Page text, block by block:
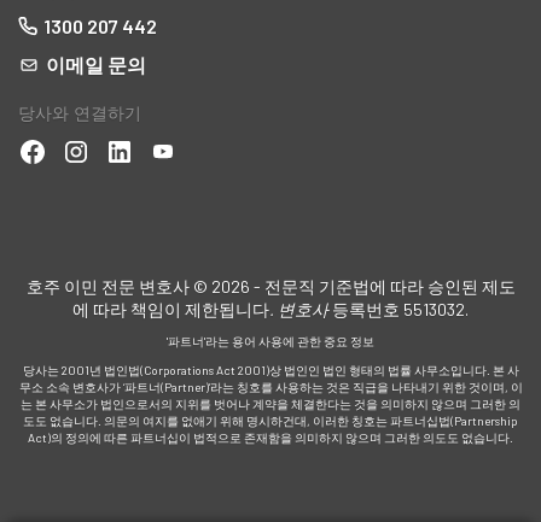
1300 207 442
이메일 문의
당사와 연결하기
호주 이민 전문 변호사 © 2026 - 전문직 기준법에 따라 승인된 제도
에 따라 책임이 제한됩니다. 변호사등록번호 5513032.
'파트너'라는 용어 사용에 관한 중요 정보
당사는 2001년 법인법(Corporations Act 2001)상 법인인 법인 형태의 법률 사무소입니다. 본 사
무소 소속 변호사가 ‘파트너(Partner)’라는 칭호를 사용하는 것은 직급을 나타내기 위한 것이며, 이
는 본 사무소가 법인으로서의 지위를 벗어나 계약을 체결한다는 것을 의미하지 않으며 그러한 의
도도 없습니다. 의문의 여지를 없애기 위해 명시하건대, 이러한 칭호는 파트너십법(Partnership
Act)의 정의에 따른 파트너십이 법적으로 존재함을 의미하지 않으며 그러한 의도도 없습니다.